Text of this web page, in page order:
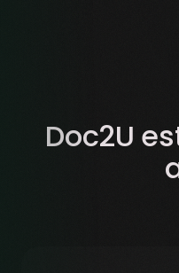
Doc2U